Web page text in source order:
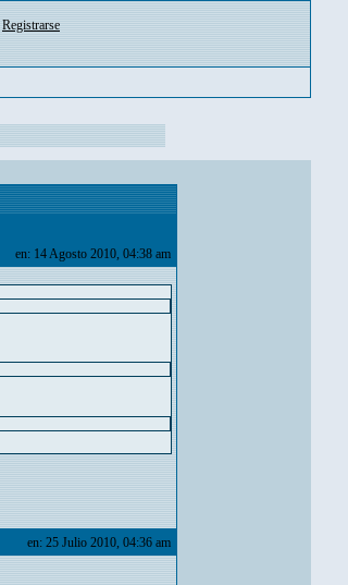
Registrarse
en: 14 Agosto 2010, 04:38 am
en: 25 Julio 2010, 04:36 am